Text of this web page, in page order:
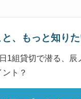
、もっと知り
1組貸切で潜る、辰
ト？